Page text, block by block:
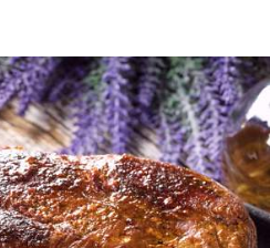
- uma combinação perfeita
um favorito da minha